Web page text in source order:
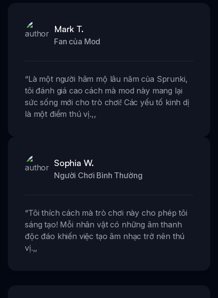
Mark T.
Fan của Mod
“Là một người hâm mộ lâu năm của Sprunki,
tôi đánh giá cao cách mà mod này mang lại
sức sống mới cho trò chơi! Các yếu tố kinh dị
là một điểm thú vị.,,
Sophia W.
Người Chơi Bình Thường
“Tôi thích cách mà trò chơi này cho phép tôi
sáng tạo! Mỗi nhân vật có những âm thanh
độc đáo khiến việc tạo âm nhạc trở nên thú
vị.,,